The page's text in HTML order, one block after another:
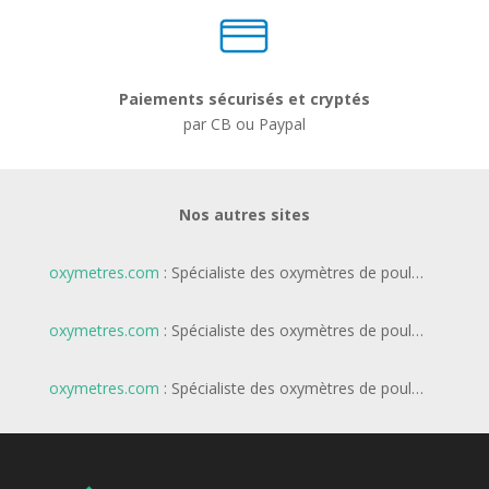
Paiements sécurisés et cryptés
par CB ou Paypal
Nos autres sites
oxymetres.com : Spécialiste des oxymètres de poul…
oxymetres.com : Spécialiste des oxymètres de poul…
oxymetres.com : Spécialiste des oxymètres de poul…